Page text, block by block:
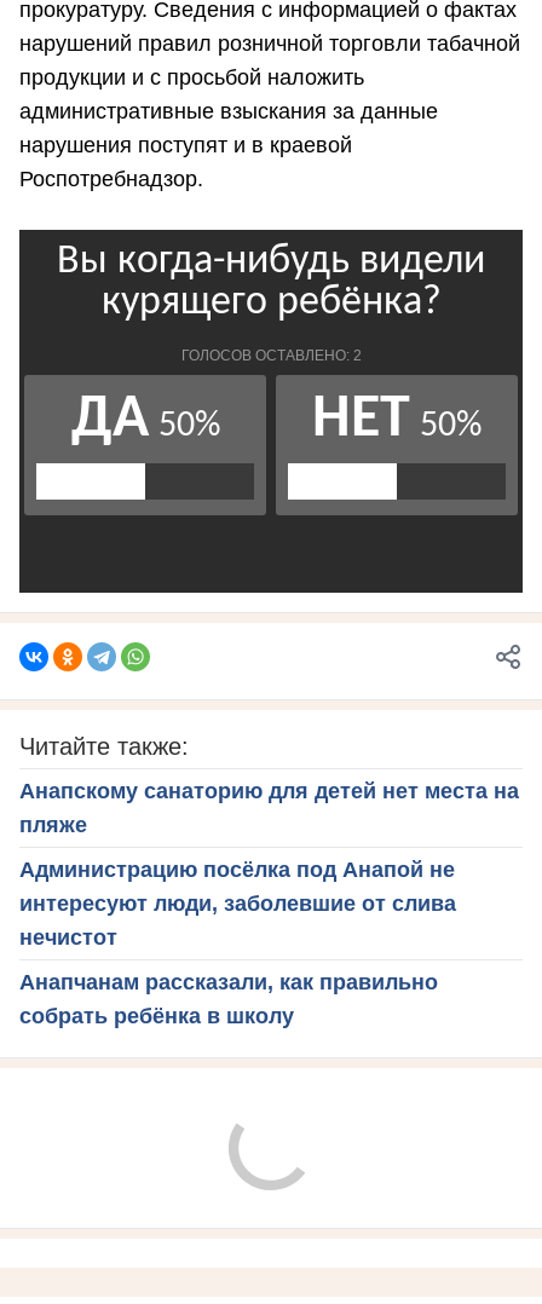
прокуратуру. Сведения с информацией о фактах
нарушений правил розничной торговли табачной
продукции и с просьбой наложить
административные взыскания за данные
нарушения поступят и в краевой
Роспотребнадзор.
Читайте также:
Анапскому санаторию для детей нет места на
пляже
Администрацию посёлка под Анапой не
интересуют люди, заболевшие от слива
нечистот
Анапчанам рассказали, как правильно
собрать ребёнка в школу